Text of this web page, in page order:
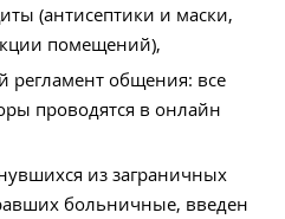
(антисептики и маски,
помещений),
регламент общения: все
проводятся в онлайн
из заграничных
больничные, введен